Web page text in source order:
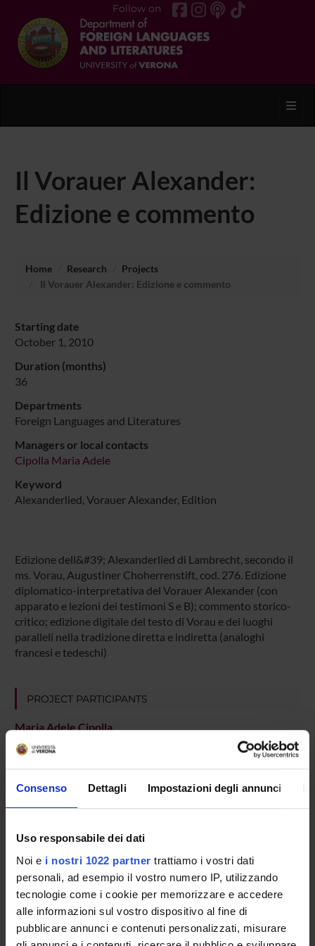
Consenso Dettagli Impostazioni degli annunci
Uso responsabile dei dati
Noi e i nostri 1022 partner trattiamo i vostri dati
personali, ad esempio il vostro numero IP, utilizzando
tecnologie come i cookie per memorizzare e accedere
alle informazioni sul vostro dispositivo al fine di
pubblicare annunci e contenuti personalizzati, misurare
Follow on
Il Vorauer Alexander:
Edizione e commento
Home Research
Projects
Il Vorauer Alexander: Edizione e commento
Starting date
October 1, 2010
Duration (months)
36
Departments
Foreign Languages and Literatures
Managers or local contacts
Cipolla Maria Adele
Keyword
Alexanderlied, Vorauer Alexander, Edition
Edizione dell&#39; Alexanderlied di Lambrecht, secondo il
ms. Vorau, Augustiner Choherrenstift, cod. 276. Edizione
diplomatico-interpretativa del Vorauer Alexander (con
apparato e lezioni dei testimoni S e B); commento storico-
critico; edizione digitale del testo di Vorau e dei luoghi
paralleli nella tradizione diretta e indiretta (analoghi
francesi e tedeschi)
PROJECT PARTICIPANTS
Maria Adele Cipolla
Full Professor
Germanic Philology. Linguistics: Extinct ancient or medieval
German literature: Collections
History of German literature: Medieval